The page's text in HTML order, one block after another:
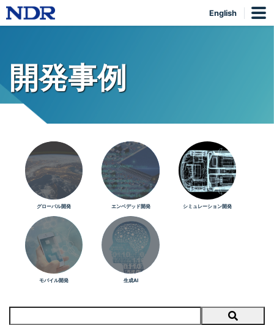
English
開発事例
グローバル開発 エンベデッド開発 シミュレーション開発
モバイル開発 生成AI
Search